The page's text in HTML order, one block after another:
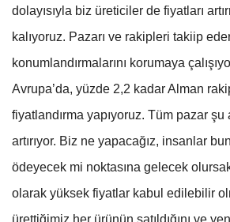
dolayısıyla biz üreticiler de fiyatları
kalıyoruz. Pazarı ve rakipleri takiip
konumlandırmalarını korumaya
Avrupa’da, yüzde 2,2 kadar Alman
fiyatlandırma yapıyoruz. Tüm pazar şu
artırıyor. Biz ne yapacağız, insanlar
ödeyecek mi noktasına gelecek
olarak yüksek fiyatlar kabul edilebilir
ürettiğimiz her ürünün satıldığını ve